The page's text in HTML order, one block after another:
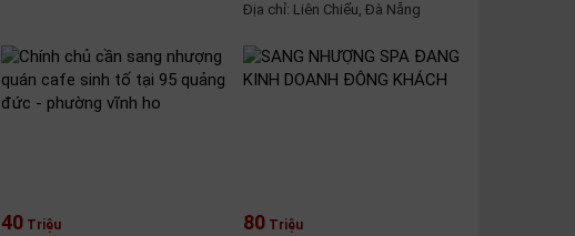
Địa chỉ: Liên Chiểu, Đà Nẵng
40 Triệu 80Triệu